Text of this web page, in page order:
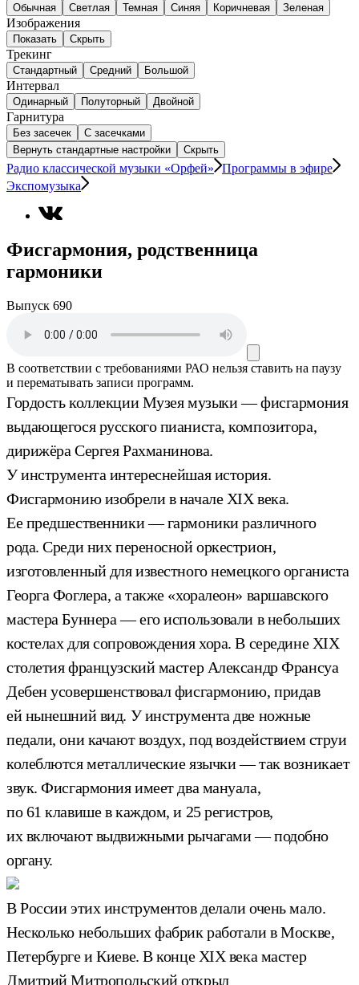
Обычная Светлая Темная Синяя Коричневая Зеленая
Изображения
Показать Скрыть
Трекинг
Стандартный Средний Большой
Интервал
Одинарный Полуторный Двойной
Гарнитура
Без засечек
С засечками
Вернуть стандартные настройки
Скрыть
Радио классической музыки «Орфей»
Программы в эфире
Экспомузыка
Фисгармония, родственница
гармоники
Выпуск 690
В соответствии с требованиями РАО нельзя ставить на паузу
и перематывать записи программ.
Гордость коллекции Музея музыки — фисгармония
выдающегося русского пианиста, композитора,
дирижёра Сергея Рахманинова.
У инструмента интереснейшая история.
Фисгармонию изобрели в начале XIX века.
Ее предшественники — гармоники различного
рода. Среди них переносной оркестрион,
изготовленный для известного немецкого органиста
Георга Фоглера, а также «хоралеон» варшавского
мастера Буннера — его использовали в небольших
костелах для сопровождения хора. В середине XIX
столетия французский мастер Александр Франсуа
Дебен усовершенствовал фисгармонию, придав
ей нынешний вид. У инструмента две ножные
педали, они качают воздух, под воздействием струи
колеблются металлические язычки — так возникает
звук. Фисгармония имеет два мануала,
по 61 клавише в каждом, и 25 регистров,
их включают выдвижными рычагами — подобно
органу.
В России этих инструментов делали очень мало.
Несколько небольших фабрик работали в Москве,
Петербурге и Киеве. В конце XIX века мастер
Дмитрий Митропольский открыл